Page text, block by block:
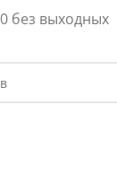
без выходных